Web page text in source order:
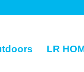
LR